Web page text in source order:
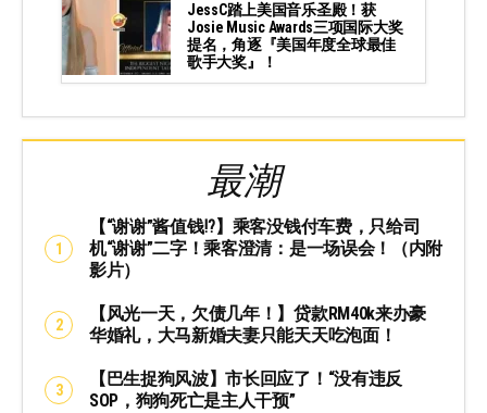
JessC踏上美国音乐圣殿！获
Josie Music Awards三项国际大奖
提名，角逐『美国年度全球最佳
歌手大奖』！
最潮
【“谢谢”酱值钱⁉️】乘客没钱付车费，只给司
机“谢谢”二字！乘客澄清：是一场误会！（内附
影片）
【风光一天，欠债几年！】贷款RM40k来办豪
华婚礼，大马新婚夫妻只能天天吃泡面！
【巴生捉狗风波】市长回应了！“没有违反
SOP，狗狗死亡是主人干预”